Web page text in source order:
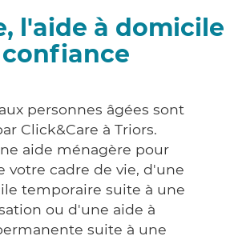
l'aide à domicile
personnes âgées sont
Click&Care à Triors.
aide ménagère pour
votre cadre de vie, d'une
temporaire suite à une
ou d'une aide à
suite à une